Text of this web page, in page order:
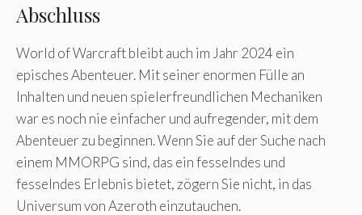
Abschluss
World of Warcraft bleibt auch im Jahr 2024 ein
episches Abenteuer. Mit seiner enormen Fülle an
Inhalten und neuen spielerfreundlichen Mechaniken
war es noch nie einfacher und aufregender, mit dem
Abenteuer zu beginnen. Wenn Sie auf der Suche nach
einem MMORPG sind, das ein fesselndes und
fesselndes Erlebnis bietet, zögern Sie nicht, in das
Universum von Azeroth einzutauchen.